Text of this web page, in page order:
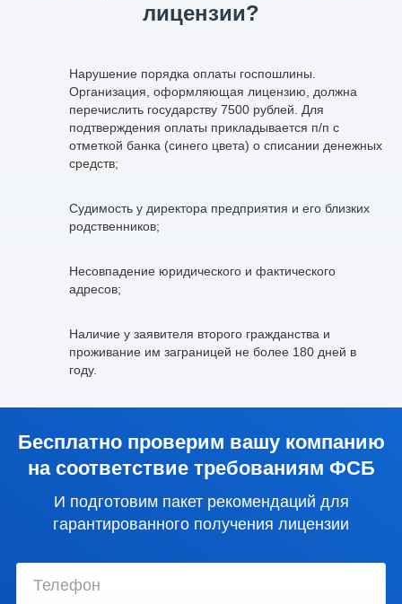
лицензии?
Нарушение порядка оплаты госпошлины.
Организация, оформляющая лицензию, должна
перечислить государству 7500 рублей. Для
подтверждения оплаты прикладывается п/п с
отметкой банка (синего цвета) о списании денежных
средств;
Судимость у директора предприятия и его близких
родственников;
Несовпадение юридического и фактического
адресов;
Наличие у заявителя второго гражданства и
проживание им заграницей не более 180 дней в
году.
Бесплатно проверим вашу компанию
на соответствие требованиям ФСБ
И подготовим пакет рекомендаций для
гарантированного получения лицензии